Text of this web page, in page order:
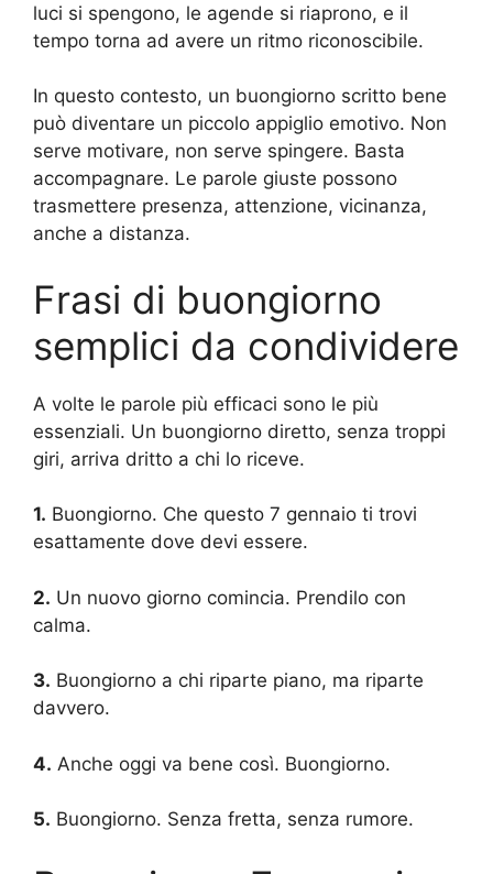
luci si spengono, le agende si riaprono, e il
tempo torna ad avere un ritmo riconoscibile.
In questo contesto, un buongiorno scritto bene
può diventare un piccolo appiglio emotivo. Non
serve motivare, non serve spingere. Basta
accompagnare. Le parole giuste possono
trasmettere presenza, attenzione, vicinanza,
anche a distanza.
Frasi di buongiorno
semplici da condividere
A volte le parole più efficaci sono le più
essenziali. Un buongiorno diretto, senza troppi
giri, arriva dritto a chi lo riceve.
1. Buongiorno. Che questo 7 gennaio ti trovi
esattamente dove devi essere.
2. Un nuovo giorno comincia. Prendilo con
calma.
3. Buongiorno a chi riparte piano, ma riparte
davvero.
4. Anche oggi va bene così. Buongiorno.
5. Buongiorno. Senza fretta, senza rumore.